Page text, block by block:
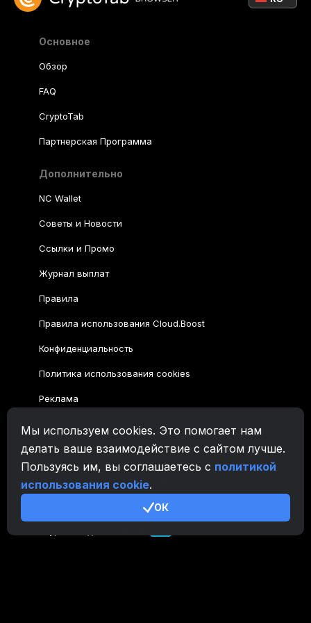
Мы используем cookies. Это помогает нам
делать ваше взаимодействие с сайтом лучше.
Пользуясь им, вы соглашаетесь с политикой
использования cookie.
ОК
Основное
Обзор
FAQ
CryptoTab
Партнерская Программа
Дополнительно
NC Wallet
Советы и Новости
Ссылки и Промо
Журнал выплат
Правила
Правила использования Cloud.Boost
Конфиденциальность
Политика использования cookies
Реклама
Семейство CryptoTab
CryptoTabБраузер
CryptoTabдля Android
для Android PRO